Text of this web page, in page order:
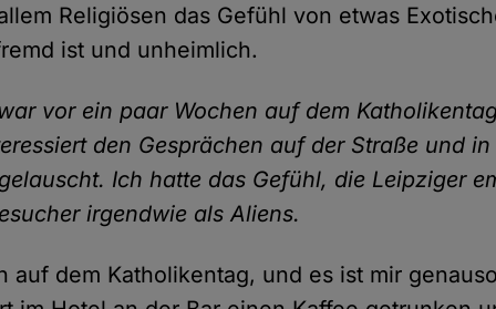
Religiösen das Gefühl von etwas
ist und unheimlich.
vor ein paar Wochen auf dem
den Gesprächen auf der Straße und
Ich hatte das Gefühl, die Leipziger
irgendwie als Aliens.
auf dem Katholikentag, und es ist mir